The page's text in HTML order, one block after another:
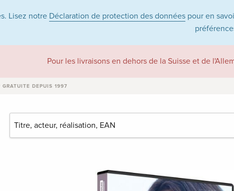
Lisez notre Déclaration de protection des donnéespour en
Pour les livraisons en dehors de la Suisse et de
GRATUITE DEPUIS 1997